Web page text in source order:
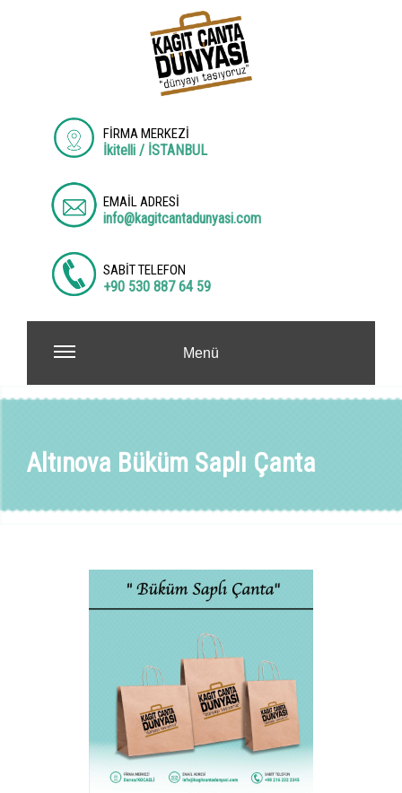
FİRMA MERKEZİ
İkitelli / İSTANBUL
EMAİL ADRESİ
info@kagitcantadunyasi.com
SABİT TELEFON
+90 530 887 64 59
Menü
Altınova Büküm Saplı Çanta